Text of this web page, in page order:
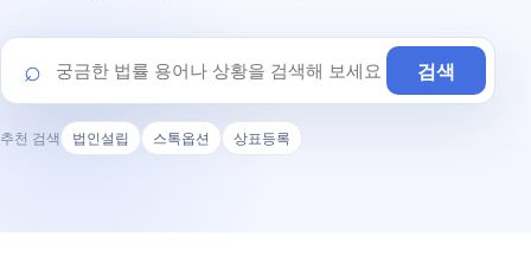
⌕
라이브러리 검색
검색
추천 검색 법인설립 스톡옵션 상표등록